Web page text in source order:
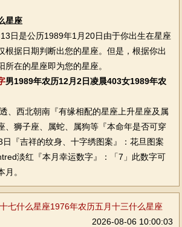
星座
是公历1989年1月20日由于你出生在星座
根据日期判断出您的星座。但是，根据你出
在的星座即为您的星座。
男1989年农历12月2日凌晨403女1989年农
西北朝南『有缘相配的星座上升星座及属
、狮子座、属蛇、属狗等『本命年是否可穿
『吉祥的纹身、十字绣图案』：花旦图案
淡红『本月幸运数字』：「7」此数字可
。
七什么星座1976年农历五月十三什么星座
2026-08-06 10:00:03